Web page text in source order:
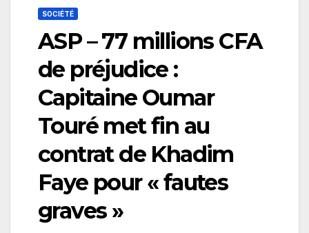
SOCIÉTÉ
ASP – 77 millions CFA
de préjudice :
Capitaine Oumar
Touré met fin au
contrat de Khadim
Faye pour « fautes
graves »